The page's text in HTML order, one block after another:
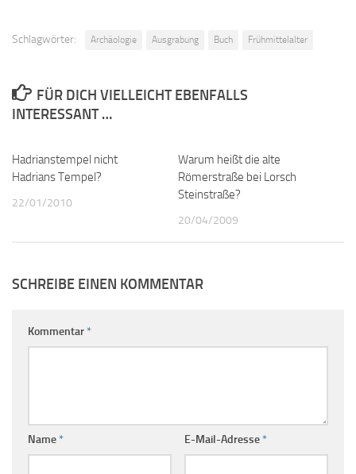
Schlagwörter: Archäologie Ausgrabung Buch Frühmittelalter
FÜR DICH VIELLEICHT EBENFALLS
INTERESSANT …
Hadrianstempel nicht
Hadrians Tempel?
22/01/2010
Warum heißt die alte
Römerstraße bei Lorsch
Steinstraße?
20/04/2009
SCHREIBE EINEN KOMMENTAR
Kommentar*
Name* E-Mail-Adresse*